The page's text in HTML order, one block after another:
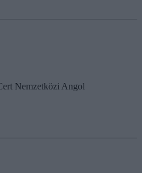
Nemzetközi Angol